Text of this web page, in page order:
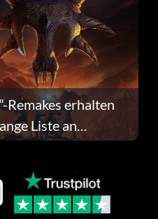
Remakes erhalten
Liste an